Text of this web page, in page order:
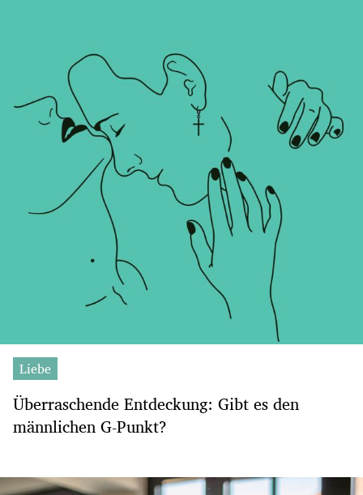
Liebe
Überraschende Entdeckung: Gibt es den
männlichen G-Punkt?